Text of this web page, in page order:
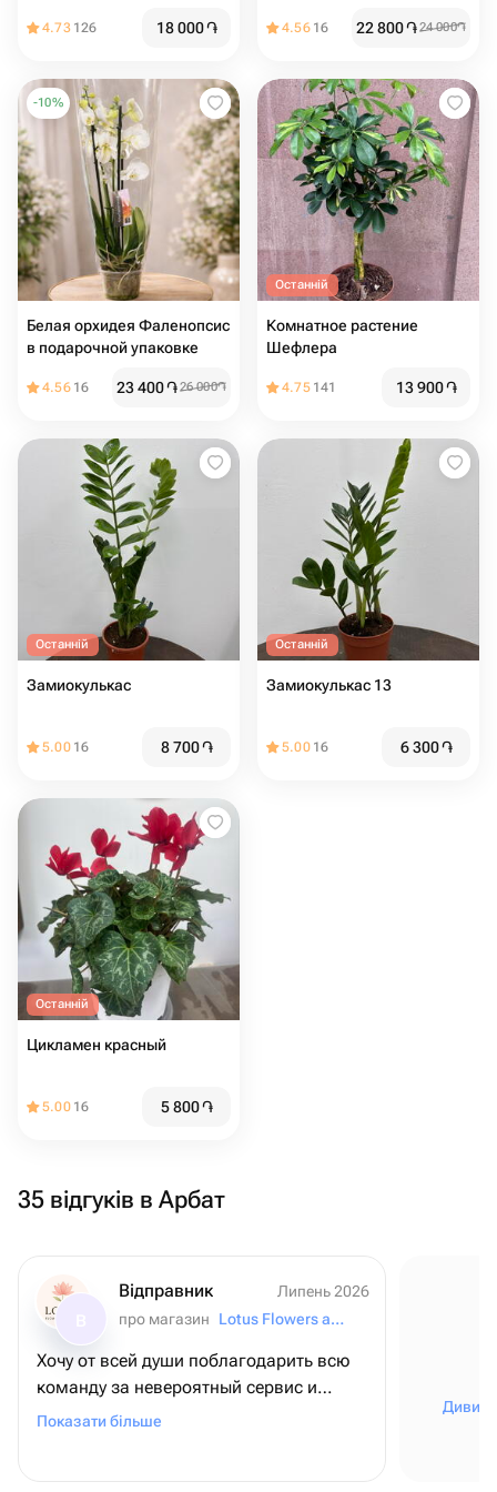
4.73 126 18 000֏ 4.56 16 22 800֏24 000֏
-10%
Белая орхидея Фаленопсис
в подарочной упаковке
4.56 16 23 400֏26 000֏
Останній
Комнатное растение
Шефлера
4.75 141 13 900֏
Останній
Замиокулькас
5.00 16 8 700֏
Останній
Замиокулькас 13
5.00 16 6 300֏
Останній
Цикламен красный
5.00 16 5 800֏
35 відгуків в Арбат
Відправник
Липень 2026
про магазин
Lotus Flowers and Gifts
Хочу от всей души поблагодарить всю
команду за невероятный сервис и
внимание к деталям! ❤️ Для меня этот
Показати більше